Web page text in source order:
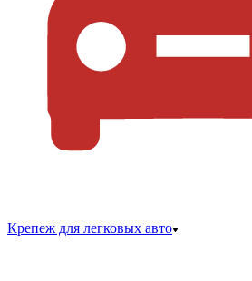
Крепеж для легковых авто